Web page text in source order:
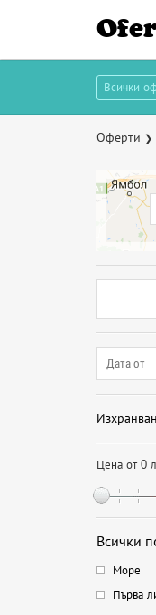
Всички
Оферти ❯
Цена от 0
Всички
Море
Първа